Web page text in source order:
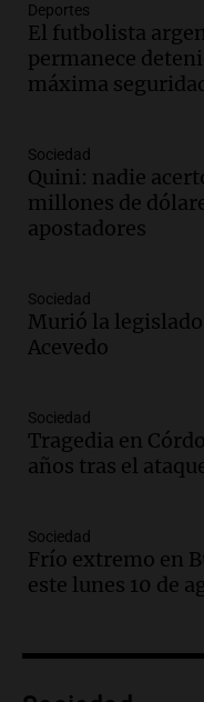
Audio.
recuerdo del
traspasaba
Amamos los
Audio.
un
amantes de
Amamos los
la historia del
Amamos los
Audio.
argentino
con Brasil
Audio.
con fractura
Episodios
Deportes
El futbolista
permanece
máxima
Sociedad
Quini: nadie
millones de
apostadores
Sociedad
Murió la
Acevedo
Sociedad
Tragedia en
años tras el
Sociedad
Frío extremo en
este lunes 10 de